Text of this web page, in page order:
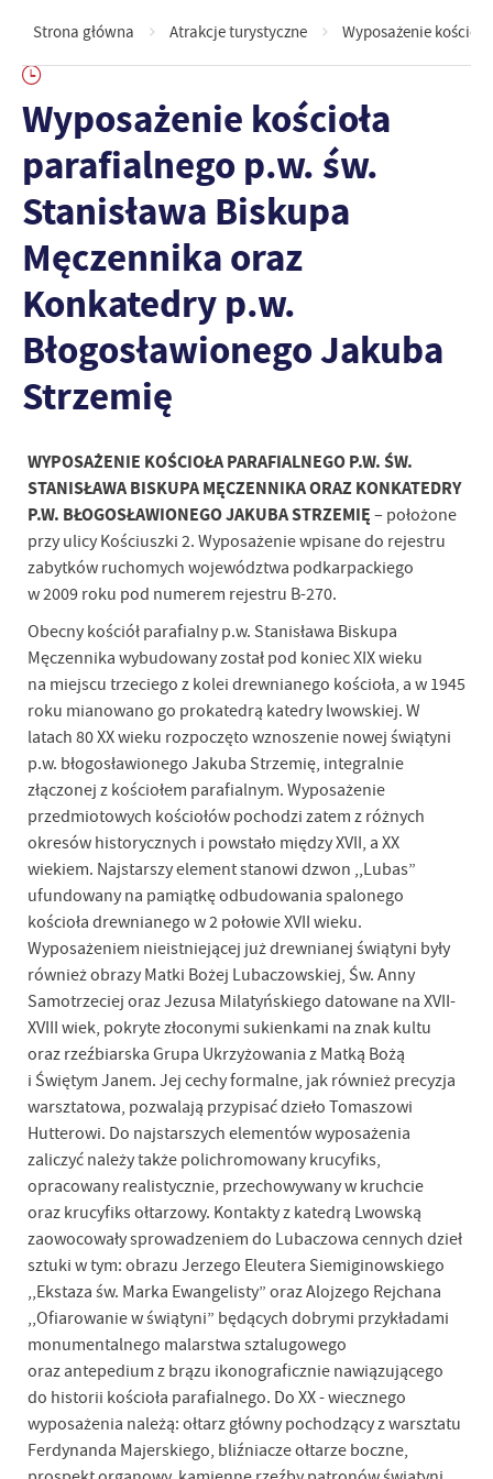
Strona główna Atrakcje turystyczne Wyposażenie
Wyposażenie kościoła
parafialnego p.w. św.
Stanisława Biskupa
Męczennika oraz
Konkatedry p.w.
Błogosławionego Jakuba
Strzemię
WYPOSAŻENIE KOŚCIOŁA PARAFIALNEGO P.W. ŚW.
STANISŁAWA BISKUPA MĘCZENNIKA ORAZ KONKATEDRY
P.W. BŁOGOSŁAWIONEGO JAKUBA STRZEMIĘ – położone
przy ulicy Kościuszki 2. Wyposażenie wpisane do rejestru
zabytków ruchomych województwa podkarpackiego
w 2009 roku pod numerem rejestru B-270.
Obecny kościół parafialny p.w. Stanisława Biskupa
Męczennika wybudowany został pod koniec XIX wieku
na miejscu trzeciego z kolei drewnianego kościoła, a w 1945
roku mianowano go prokatedrą katedry lwowskiej. W
latach 80 XX wieku rozpoczęto wznoszenie nowej świątyni
p.w. błogosławionego Jakuba Strzemię, integralnie
złączonej z kościołem parafialnym. Wyposażenie
przedmiotowych kościołów pochodzi zatem z różnych
okresów historycznych i powstało między XVII, a XX
wiekiem. Najstarszy element stanowi dzwon ,,Lubas”
ufundowany na pamiątkę odbudowania spalonego
kościoła drewnianego w 2 połowie XVII wieku.
Wyposażeniem nieistniejącej już drewnianej świątyni były
również obrazy Matki Bożej Lubaczowskiej, Św. Anny
Samotrzeciej oraz Jezusa Milatyńskiego datowane na XVII-
XVIII wiek, pokryte złoconymi sukienkami na znak kultu
oraz rzeźbiarska Grupa Ukrzyżowania z Matką Bożą
i Świętym Janem. Jej cechy formalne, jak również precyzja
warsztatowa, pozwalają przypisać dzieło Tomaszowi
Hutterowi. Do najstarszych elementów wyposażenia
zaliczyć należy także polichromowany krucyfiks,
opracowany realistycznie, przechowywany w kruchcie
oraz krucyfiks ołtarzowy. Kontakty z katedrą Lwowską
zaowocowały sprowadzeniem do Lubaczowa cennych dzieł
sztuki w tym: obrazu Jerzego Eleutera Siemiginowskiego
,,Ekstaza św. Marka Ewangelisty” oraz Alojzego Rejchana
,,Ofiarowanie w świątyni” będących dobrymi przykładami
monumentalnego malarstwa sztalugowego
oraz antepedium z brązu ikonograficznie nawiązującego
do historii kościoła parafialnego. Do XX - wiecznego
wyposażenia należą: ołtarz główny pochodzący z warsztatu
Ferdynanda Majerskiego, bliźniacze ołtarze boczne,